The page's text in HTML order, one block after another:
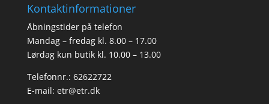
Kontaktinformationer
Åbningstider på telefon
Mandag – fredag kl. 8.00 – 17.00
Lørdag kun butik kl. 10.00 – 13.00
Telefonnr.: 62622722
E-mail: etr@etr.dk